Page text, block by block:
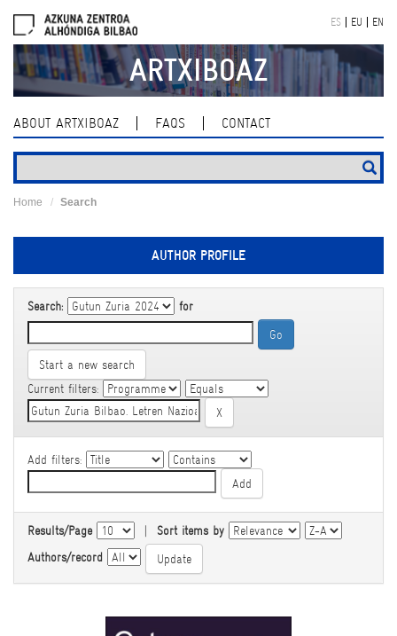
navigation
ES EU EN
ARTXIBOAZ
ABOUT ARTXIBOAZ FAQS CONTACT
Home Search
AUTHOR PROFILE
Search: for
Start a new search
Current filters:
Add filters:
Results/Page | Sort items by
Authors/record